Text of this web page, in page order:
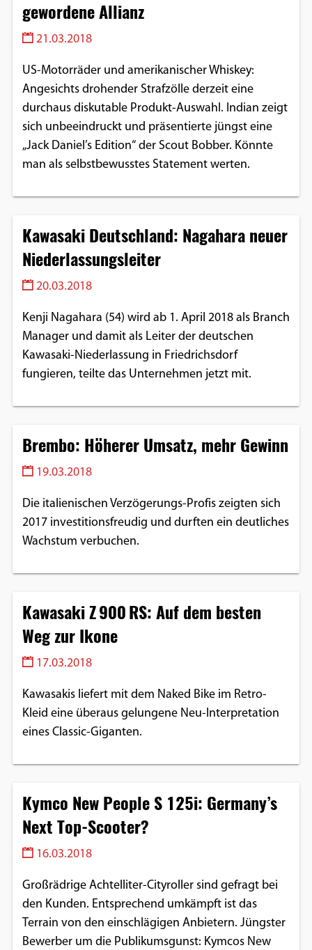
gewordene Allianz
21.03.2018
US-Motorräder und amerikanischer Whiskey:
Angesichts drohender Strafzölle derzeit eine
durchaus diskutable Produkt-Auswahl. Indian zeigt
sich unbeeindruckt und präsentierte jüngst eine
„Jack Daniel’s Edition“ der Scout Bobber. Könnte
man als selbstbewusstes Statement werten.
Kawasaki Deutschland: Nagahara neuer
Niederlassungsleiter
20.03.2018
Kenji Nagahara (54) wird ab 1. April 2018 als Branch
Manager und damit als Leiter der deutschen
Kawasaki-Niederlassung in Friedrichsdorf
fungieren, teilte das Unternehmen jetzt mit.
Brembo: Höherer Umsatz, mehr Gewinn
19.03.2018
Die italienischen Verzögerungs-Profis zeigten sich
2017 investitionsfreudig und durften ein deutliches
Wachstum verbuchen.
Kawasaki Z 900 RS: Auf dem besten
Weg zur Ikone
17.03.2018
Kawasakis liefert mit dem Naked Bike im Retro-
Kleid eine überaus gelungene Neu-Interpretation
eines Classic-Giganten.
Kymco New People S 125i: Germany’s
Next Top-Scooter?
16.03.2018
Großrädrige Achtelliter-Cityroller sind gefragt bei
den Kunden. Entsprechend umkämpft ist das
Terrain von den einschlägigen Anbietern. Jüngster
Bewerber um die Publikumsgunst: Kymcos New